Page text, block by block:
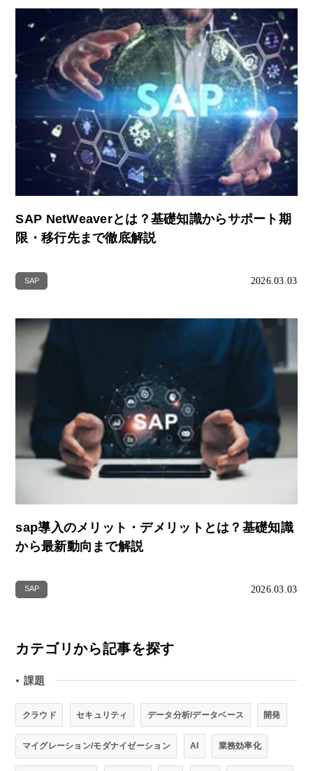
SAP NetWeaverとは？基礎知識からサポート期
限・移行先まで徹底解説
SAP 2026.03.03
sap導入のメリット・デメリットとは？基礎知識
から最新動向まで解説
SAP 2026.03.03
カテゴリから記事を探す
● 課題
クラウド セキュリティ データ分析/データベース 開発
マイグレーション/モダナイゼーション AI 業務効率化